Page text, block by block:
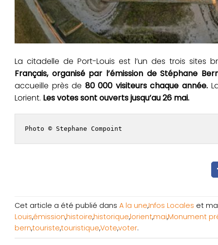
La citadelle de Port-Louis est l’un des trois
Français, organisé par l’émission de Stéphane
accueille près de 80 000 visiteurs chaque année.
Lorient. Les votes sont ouverts jusqu’au 26 mai.
Photo © Stephane Compoint
Cet article a été publié dans A la une,Infos Locales et
Louis,émission,histoire,historique,lorient,mai,Monument
bern,touriste,touristique,Vote,voter.